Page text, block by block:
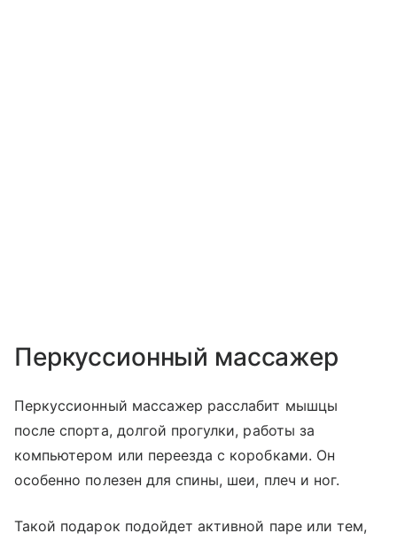
Перкуссионный массажер
Перкуссионный массажер расслабит мышцы
после спорта, долгой прогулки, работы за
компьютером или переезда с коробками. Он
особенно полезен для спины, шеи, плеч и ног.
Такой подарок подойдет активной паре или тем,